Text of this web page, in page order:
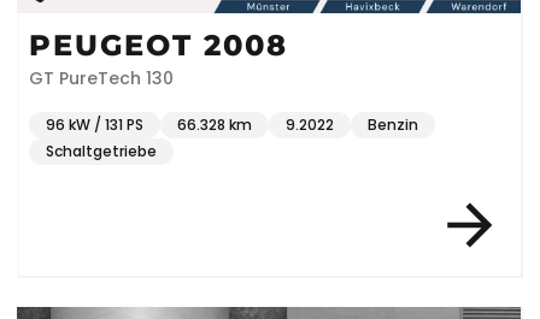
PEUGEOT 2008
GT PureTech 130
96 kW / 131 PS 66.328 km 9.2022
Benzin
Schaltgetriebe